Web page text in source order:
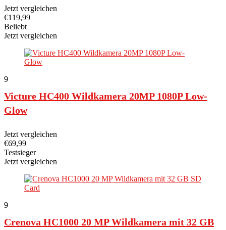
Jetzt vergleichen
€119,99
Beliebt
Jetzt vergleichen
9
Victure HC400 Wildkamera 20MP 1080P Low-
Glow
Jetzt vergleichen
€69,99
Testsieger
Jetzt vergleichen
9
Crenova HC1000 20 MP Wildkamera mit 32 GB